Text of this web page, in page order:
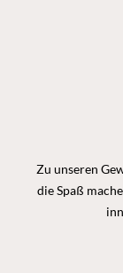
Zu unseren
die Spaß